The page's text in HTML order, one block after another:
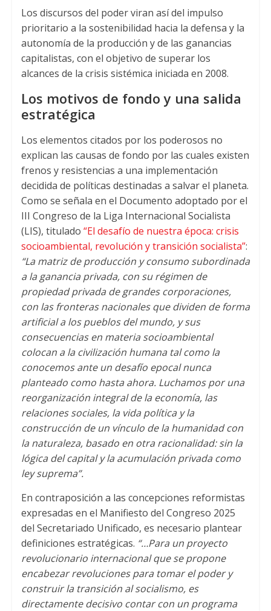
Los discursos del poder viran así del impulso
prioritario a la sostenibilidad hacia la defensa y la
autonomía de la producción y de las ganancias
capitalistas, con el objetivo de superar los
alcances de la crisis sistémica iniciada en 2008.
Los motivos de fondo y una salida
estratégica
Los elementos citados por los poderosos no
explican las causas de fondo por las cuales existen
frenos y resistencias a una implementación
decidida de políticas destinadas a salvar el planeta.
Como se señala en el Documento adoptado por el
III Congreso de la Liga Internacional Socialista
(LIS), titulado “El desafío de nuestra época: crisis
socioambiental, revolución y transición socialista”:
“La matriz de producción y consumo subordinada
a la ganancia privada, con su régimen de
propiedad privada de grandes corporaciones,
con las fronteras nacionales que dividen de forma
artificial a los pueblos del mundo, y sus
consecuencias en materia socioambiental
colocan a la civilización humana tal como la
conocemos ante un desafío epocal nunca
planteado como hasta ahora. Luchamos por una
reorganización integral de la economía, las
relaciones sociales, la vida política y la
construcción de un vínculo de la humanidad con
la naturaleza, basado en otra racionalidad: sin la
lógica del capital y la acumulación privada como
ley suprema”.
En contraposición a las concepciones reformistas
expresadas en el Manifiesto del Congreso 2025
del Secretariado Unificado, es necesario plantear
definiciones estratégicas. “…Para un proyecto
revolucionario internacional que se propone
encabezar revoluciones para tomar el poder y
construir la transición al socialismo, es
directamente decisivo contar con un programa